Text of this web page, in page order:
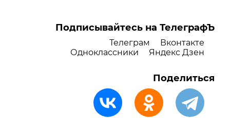
Подписывайтесь на ТелеграфЪ
Телеграм
Вконтакте
Одноклассники
Яндекс Дзен
Поделиться